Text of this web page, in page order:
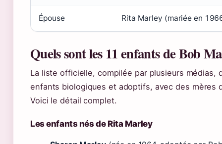
Épouse Rita Marley (mariée en
Quels sont les 11 enfants de Bob
La liste officielle, compilée par plusieurs médias,
enfants biologiques et adoptifs, avec des mères
Voici le détail complet.
Les enfants nés de Rita Marley